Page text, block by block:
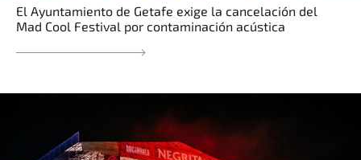
El Ayuntamiento de Getafe exige la cancelación del
Mad Cool Festival por contaminación acústica